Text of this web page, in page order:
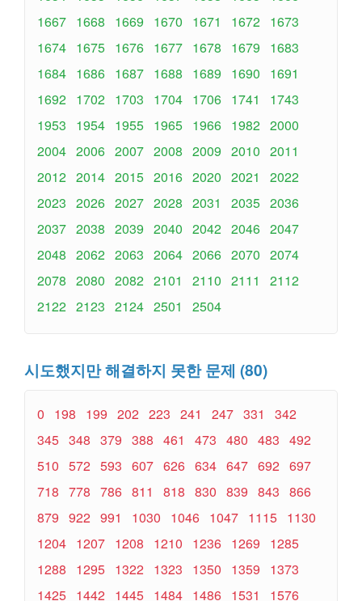
1667 1668 1669 1670 1671 1672 1673
1674 1675 1676 1677 1678 1679
1683
1684 1686 1687 1688 1689 1690
1691
1692 1702 1703 1704 1706 1741
1743
1953
1954 1955 1965 1966 1982 2000
2004 2006 2007 2008 2009 2010 2011
2012 2014 2015 2016 2020 2021
2022
2023 2026 2027 2028 2031 2035 2036
2037 2038 2039 2040 2042 2046 2047
2048 2062 2063 2064 2066 2070 2074
2078 2080 2082 2101 2110 2111
2112
2122 2123 2124 2501 2504
시도했지만 해결하지 못한 문제 (80)
0 198 199 202 223 241 247 331
342
345 348 379 388 461 473 480 483 492
510 572 593 607 626 634 647 692 697
718 778 786 811 818 830 839 843 866
879 922 991 1030 1046 1047 1115 1130
1204 1207 1208 1210 1236 1269
1285
1288
1295 1322 1323 1350 1359
1373
1425 1442 1445 1484 1486 1531 1576